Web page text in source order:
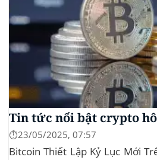
Tin tức nổi bật crypto
⏱️23/05/2025, 07:57
Bitcoin Thiết Lập Kỷ Lục Mới